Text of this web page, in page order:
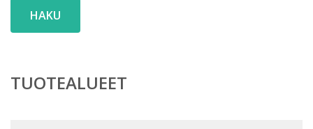
HAKU
TUOTEALUEET